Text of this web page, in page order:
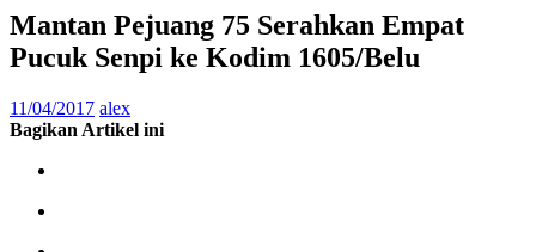
Mantan Pejuang 75 Serahkan Empat
Pucuk Senpi ke Kodim 1605/Belu
11/04/2017 alex
Bagikan Artikel ini